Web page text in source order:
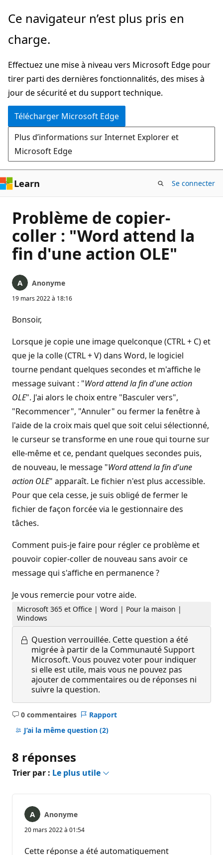
Passer
directement
au
principal
Ce navigateur n’est plus pris en
charge.
Effectuez une mise à niveau vers Microsoft Edge pour
tirer parti des dernières fonctionnalités, des mises à
jour de sécurité et du support technique.
Télécharger Microsoft Edge
Plus d’informations sur Internet Explorer et
Microsoft Edge
Learn Se connecter
Problème de copier-
coller : "Word attend la
fin d'une action OLE"
Anonyme
19 mars 2022 à 18:16
Bonsoir,
Lorsque je copie une image quelconque (CTRL + C) et
que je la colle (CTRL + V) dans Word, le logiciel
tourne pendant quelques secondes et m'affiche le
message suivant : "Word attend la fin d'une action
OLE". J'ai alors le choix entre "Basculer vers",
"Recommencer", "Annuler" ou fermer la fenêtre à
l'aide de la croix mais quel que soit celui sélectionné,
le curseur se transforme en une roue qui tourne sur
elle-même et ce, pendant quelques secondes puis,
de nouveau, le message "Word attend la fin d'une
action OLE" apparaît. Le fichier n'est plus accessible.
Pour que cela cesse, je suis obligé de fermer le
fichier de façon forcée via le gestionnaire des
tâches.
Comment puis-je faire pour régler ce problème et
pouvoir copier-coller de nouveau sans avoir ce
message qui s'affiche en permanence ?
Je vous remercie pour votre aide.
Microsoft 365 et Office | Word | Pour la maison |
Windows
Question verrouillée. Cette question a été
migrée à partir de la Communauté Support
Microsoft. Vous pouvez voter pour indiquer
si elle est utile, mais vous ne pouvez pas
ajouter de commentaires ou de réponses ni
suivre la question.
0 commentaires
Aucun
commentaire
Rapport
J’ai la même question (2)
8 réponses
Trier par : Le plus utile
Anonyme
20 mars 2022 à 01:54
Cette réponse a été automatiquement